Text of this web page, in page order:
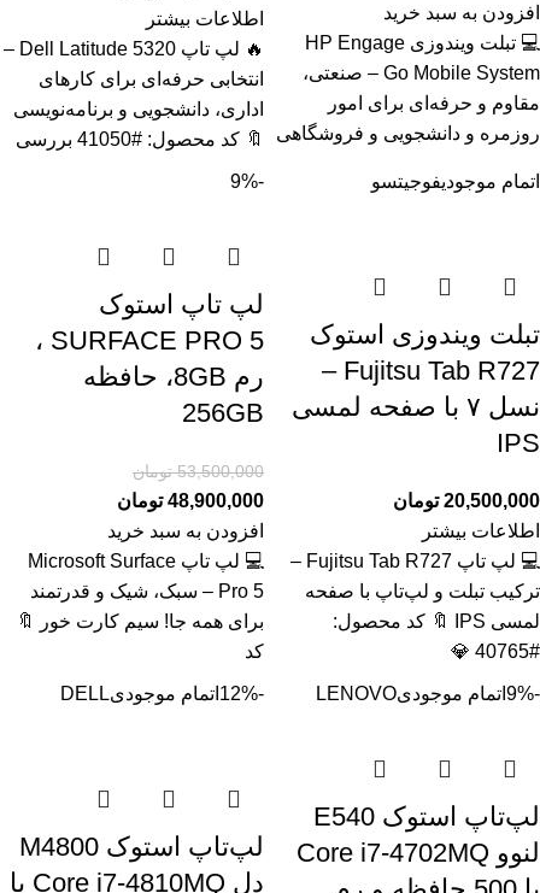
افزودن به سبد خرید
💻 تبلت ویندوزی HP Engage
Go Mobile System – صنعتی،
مقاوم و حرفه‌ای برای امور
روزمره و دانشجویی و فروشگاهی
اطلاعات بیشتر
🔥 لپ تاپ Dell Latitude 5320 –
انتخابی حرفه‌ای برای کارهای
اداری، دانشجویی و برنامه‌نویسی
🔖 کد محصول: #41050 بررسی
اتمام موجودیفوجیتسو
تبلت ویندوزی استوک
Fujitsu Tab R727 –
نسل ۷ با صفحه لمسی
IPS
20,500,000 تومان
اطلاعات بیشتر
💻 لپ تاپ Fujitsu Tab R727 –
ترکیب تبلت و لپ‌تاپ با صفحه
لمسی IPS 🔖 کد محصول:
#40765 💎
-9%
لپ تاپ استوک
SURFACE PRO 5 ،
رم 8GB، حافظه
256GB
53,500,000 تومان
48,900,000 تومان
افزودن به سبد خرید
💻 لپ تاپ Microsoft Surface
Pro 5 – سبک، شیک و قدرتمند
برای همه جا! سیم کارت خور 🔖
کد
-9% اتمام موجودیLENOVO
لپ‌تاپ استوک E540
لنوو Core i7-4702MQ
-12% اتمام موجودیDELL
لپ‌تاپ استوک M4800
دل Core i7-4810MQ با